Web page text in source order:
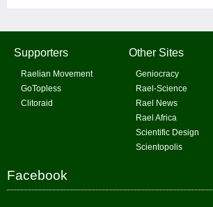
Supporters
Raelian Movement
GoTopless
Clitoraid
Other Sites
Geniocracy
Rael-Science
Rael News
Rael Africa
Scientific Design
Scientopolis
Facebook